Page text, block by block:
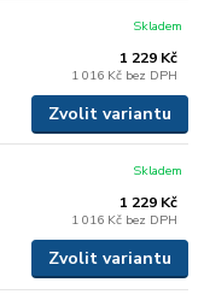
1 229 Kč
1 016 Kč bez DPH
Skladem
Zvolit variantu
1 229 Kč
1 016 Kč bez DPH
Skladem
Zvolit variantu